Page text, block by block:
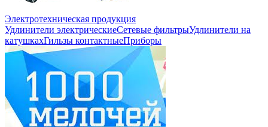
Электротехническая продукция
Удлинители электрическиеСетевые фильтрыУдлинители на
катушкахГильзы контактныеПриборы